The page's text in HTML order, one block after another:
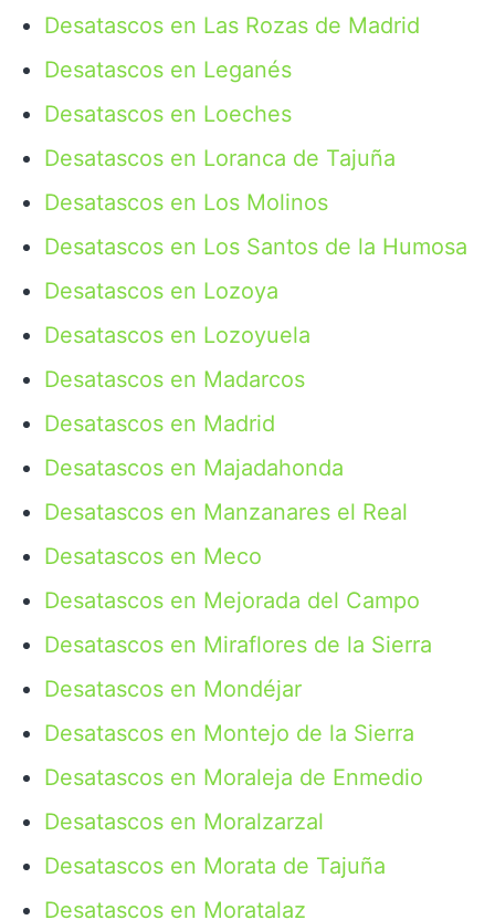
Desatascos en Las Rozas de Madrid
Desatascos en Leganés
Desatascos en Loeches
Desatascos en Loranca de Tajuña
Desatascos en Los Molinos
Desatascos en Los Santos de la Humosa
Desatascos en Lozoya
Desatascos en Lozoyuela
Desatascos en Madarcos
Desatascos en Madrid
Desatascos en Majadahonda
Desatascos en Manzanares el Real
Desatascos en Meco
Desatascos en Mejorada del Campo
Desatascos en Miraflores de la Sierra
Desatascos en Mondéjar
Desatascos en Montejo de la Sierra
Desatascos en Moraleja de Enmedio
Desatascos en Moralzarzal
Desatascos en Morata de Tajuña
Desatascos en Moratalaz